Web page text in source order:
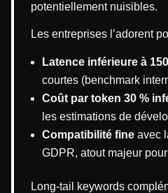
potentiellement nuisibles.
Les entreprises l’adorent
Latence inférieure à
courtes (benchmark
Coût par token 30 %
les estimations de
Compatibilité fine avec
GDPR, atout majeur
Long-tail keywords